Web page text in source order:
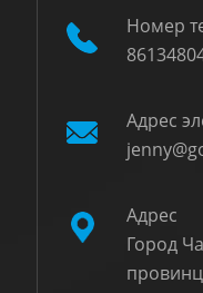
Номер
Адрес
Адрес
Город